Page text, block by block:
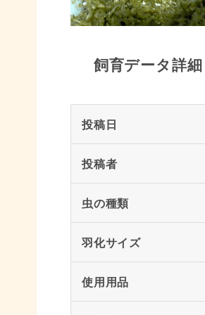
飼育データ詳細
投稿日
投稿者
虫の種類
羽化サイズ
使用用品